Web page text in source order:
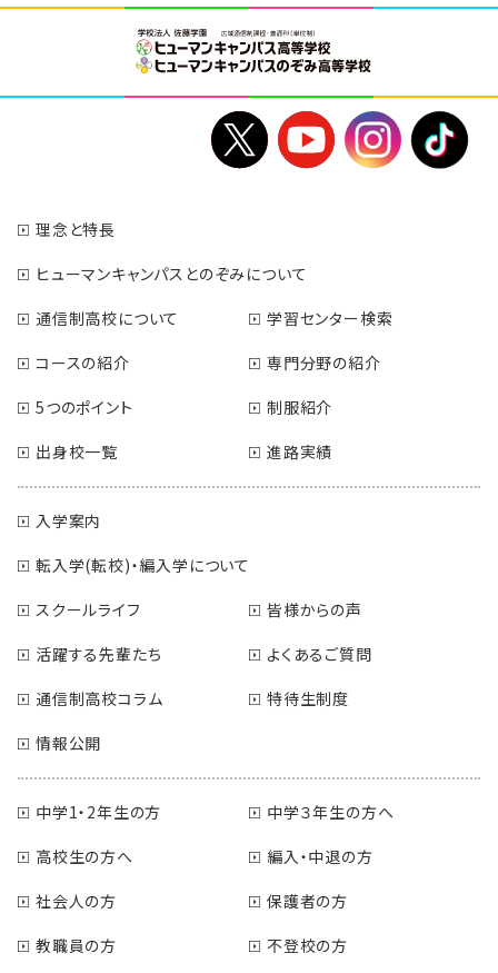
理念と特長
ヒューマンキャンパスとのぞみについて
通信制高校について
学習センター検索
コースの紹介
専門分野の紹介
5つのポイント
制服紹介
出身校一覧
進路実績
入学案内
転入学(転校)・編入学について
スクールライフ
皆様からの声
活躍する先輩たち
よくあるご質問
通信制高校コラム
特待生制度
情報公開
中学1・2年生の方
中学３年生の方へ
高校生の方へ
編入・中退の方
社会人の方
保護者の方
教職員の方
不登校の方